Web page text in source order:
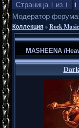
Страница 1 из 1 1
Модератор форума:
Коллекция»Rock
MASHEENA /